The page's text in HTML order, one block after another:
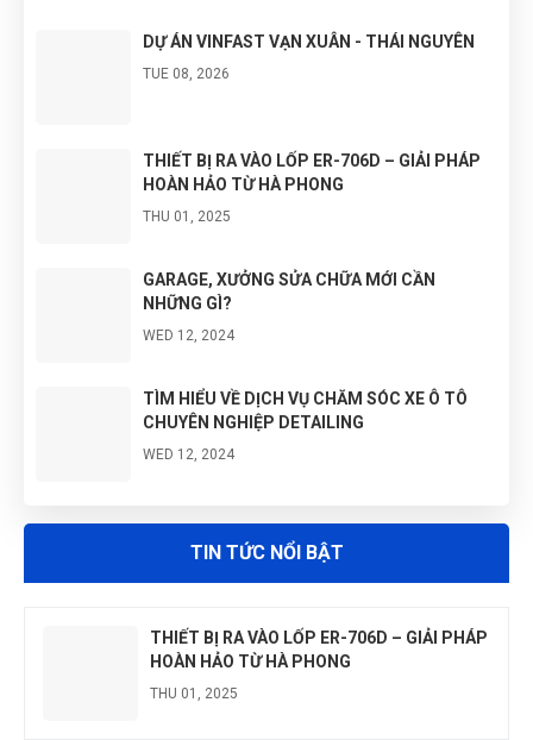
DỰ ÁN VINFAST VẠN XUÂN - THÁI NGUYÊN
TUE 08, 2026
THIẾT BỊ RA VÀO LỐP ER-706D – GIẢI PHÁP
HOÀN HẢO TỪ HÀ PHONG
THU 01, 2025
GARAGE, XƯỞNG SỬA CHỮA MỚI CẦN
NHỮNG GÌ?
WED 12, 2024
TÌM HIỂU VỀ DỊCH VỤ CHĂM SÓC XE Ô TÔ
CHUYÊN NGHIỆP DETAILING
WED 12, 2024
ĐƠN VỊ CUNG CẤP THIẾT BỊ
TIN TỨC NỔI BẬT
THIẾT BỊ RA VÀO LỐP ER-706D – GIẢI PHÁP
HOÀN HẢO TỪ HÀ PHONG
THU 01, 2025